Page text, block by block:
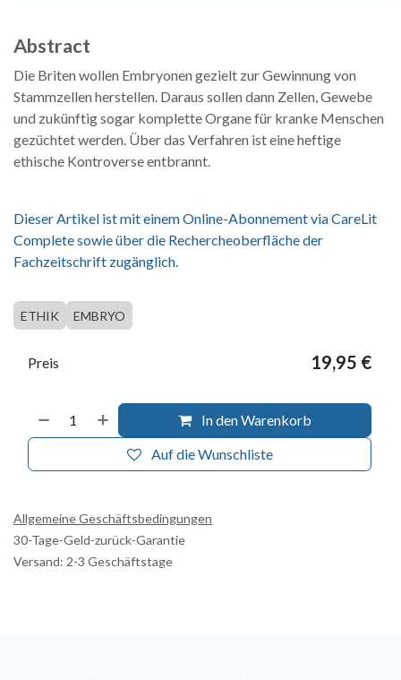
Abstract
Die Briten wollen Embryonen gezielt zur Gewinnung von
Stammzellen herstellen. Daraus sollen dann Zellen, Gewebe
und zukünftig sogar komplette Organe für kranke Menschen
gezüchtet werden. Über das Verfahren ist eine heftige
ethische Kontroverse entbrannt.
Dieser Artikel ist mit einem Online-Abonnement via CareLit
Complete sowie über die Rechercheoberfläche der
Fachzeitschrift zugänglich.
ETHIK EMBRYO
In den Warenkorb
Auf die Wunschliste
Preis 19,95 €
Allgemeine Geschäftsbedingungen
30-Tage-Geld-zurück-Garantie
Versand: 2-3 Geschäftstage